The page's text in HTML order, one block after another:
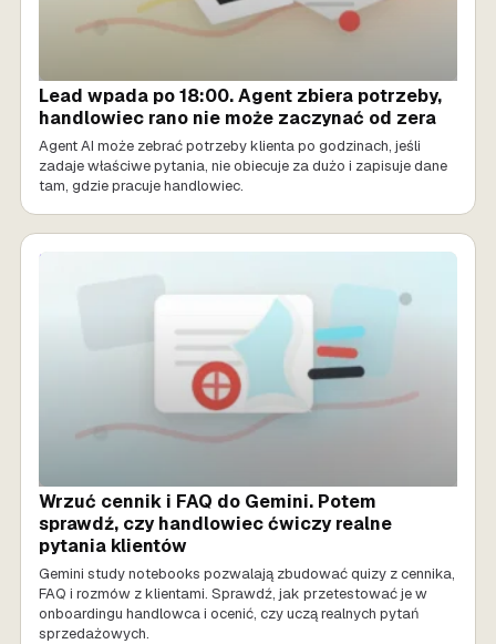
Lead wpada po 18:00. Agent zbiera potrzeby,
handlowiec rano nie może zaczynać od zera
Agent AI może zebrać potrzeby klienta po godzinach, jeśli
zadaje właściwe pytania, nie obiecuje za dużo i zapisuje dane
tam, gdzie pracuje handlowiec.
SPRZEDAŻ AI
Wrzuć cennik i FAQ do Gemini. Potem
sprawdź, czy handlowiec ćwiczy realne
pytania klientów
Gemini study notebooks pozwalają zbudować quizy z cennika,
FAQ i rozmów z klientami. Sprawdź, jak przetestować je w
onboardingu handlowca i ocenić, czy uczą realnych pytań
sprzedażowych.